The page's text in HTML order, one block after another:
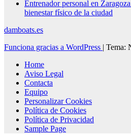
Entrenador personal en
bienestar físico de la ciudad
damboats.es
Funciona gracias a WordPress | Tema:
Home
Aviso Legal
Contacta
Equipo
Personalizar Cookies
Política de Cookies
Política de Privacidad
Sample Page